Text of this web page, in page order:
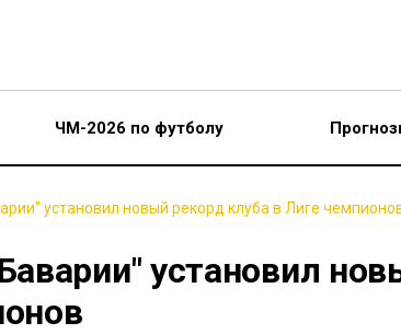
ЧМ-2026 по футболу
установил новый рекорд клуба в Лиге
установил